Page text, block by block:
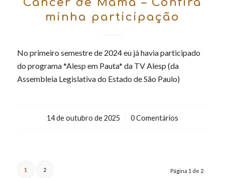
minha participação
No primeiro semestre de 2024 eu já havia participado
do programa *Alesp em Pauta* da TV Alesp (da
Assembleia Legislativa do Estado de São Paulo)
14 de outubro de 2025
/ 0 Comentários
Página 1 de 2
1 2